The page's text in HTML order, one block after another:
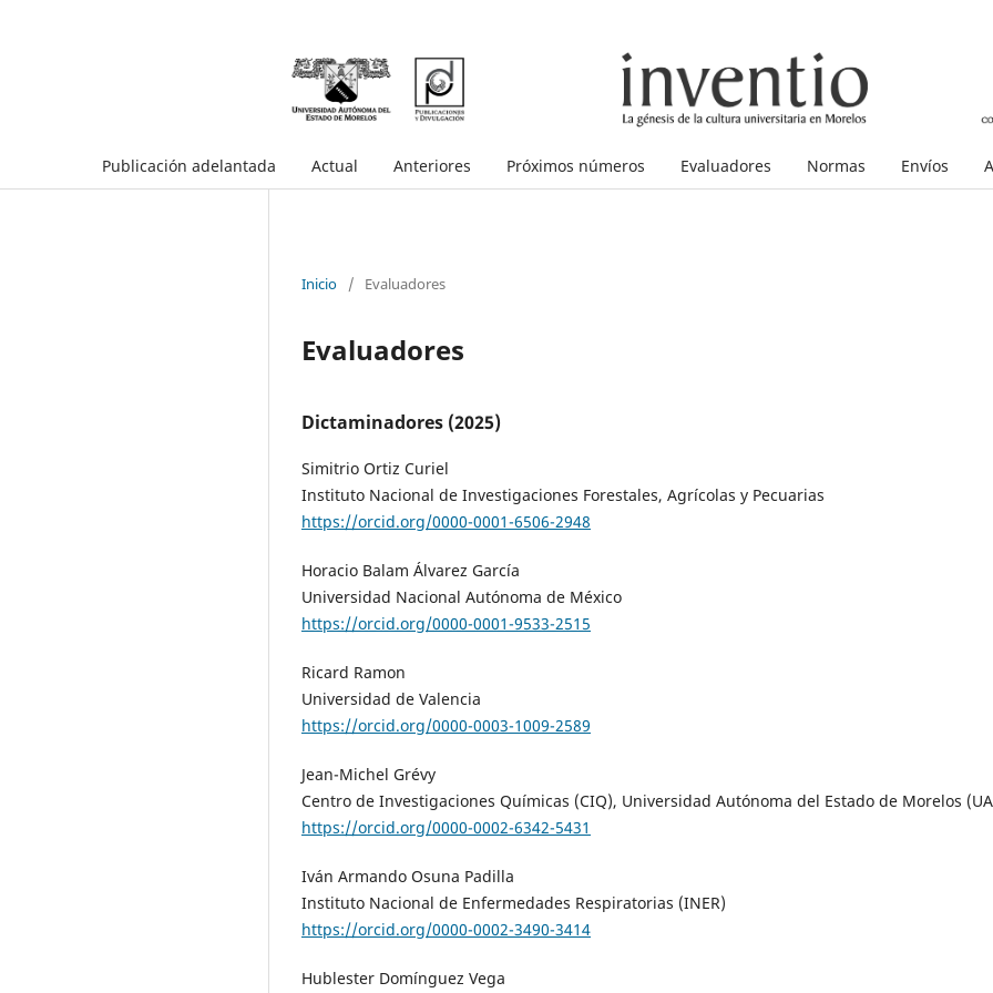
Publicación adelantada Actual Anteriores Próximos números Evaluadores Normas Envíos
Inicio / Evaluadores
Evaluadores
Dictaminadores (2025)
Simitrio Ortiz Curiel
Instituto Nacional de Investigaciones Forestales, Agrícolas y Pecuarias
https://orcid.org/0000-0001-6506-2948
Horacio Balam Álvarez García
Universidad Nacional Autónoma de México
https://orcid.org/0000-0001-9533-2515
Ricard Ramon
Universidad de Valencia
https://orcid.org/0000-0003-1009-2589
Jean-Michel Grévy
Centro de Investigaciones Químicas (CIQ), Universidad Autónoma del Estado de Morelos
https://orcid.org/0000-0002-6342-5431
Iván Armando Osuna Padilla
Instituto Nacional de Enfermedades Respiratorias (INER)
https://orcid.org/0000-0002-3490-3414
Hublester Domínguez Vega